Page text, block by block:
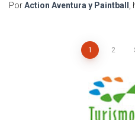
PorAction Aventura y Paintball ,
Paginación
1 2